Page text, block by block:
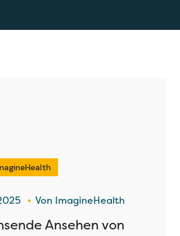
Von ImagineHealth
Ansehen von